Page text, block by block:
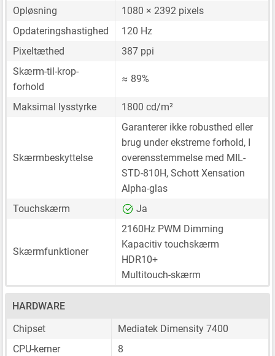
Opløsning
1080 × 2392 pixels
Opdateringshastighed
120 Hz
Pixeltæthed
387 ppi
Skærm-til-krop-
forhold
≈ 89%
Maksimal lysstyrke 1800 cd/m²
Skærmbeskyttelse
Garanterer ikke robusthed eller
brug under ekstreme forhold, I
overensstemmelse med MIL-
STD-810H, Schott Xensation
Alpha-glas
Touchskærm
Ja
Skærmfunktioner
2160Hz PWM Dimming
Kapacitiv touchskærm
HDR10+
Multitouch-skærm
HARDWARE
Chipset
Mediatek Dimensity 7400
CPU-kerner
8